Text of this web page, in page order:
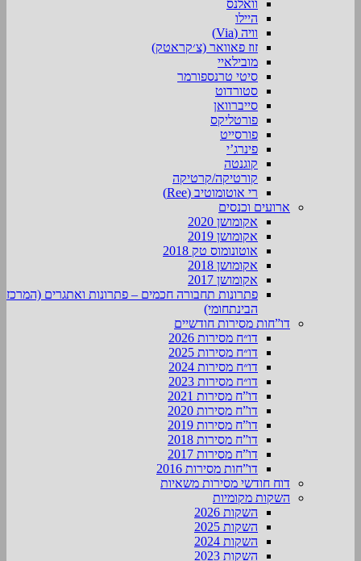
וואלנס
היילו
וויה (Via)
זוז פאוואר (צ׳קראטק)
מובילאיי
סיטי טרנספורמר
סטורדוט
סייברוואן
פורטליקס
פורסייט
פינרג’י
קוגנטה
קורטיקה/קרטיקה
רי אוטומוטיב (Ree)
ארועים וכנסים
אקומושן 2020
אקומושן 2019
אוטונומוס טק 2018
אקומושן 2018
אקומושן 2017
פתרונות תחבורה חכמים – פתרונות ואתגרים (המרכז
הבינתחומי)
דו”חות מסירות חודשיים
דו״ח מסירות 2026
דו״ח מסירות 2025
דו״ח מסירות 2024
דו״ח מסירות 2023
דו”ח מסירות 2021
דו”ח מסירות 2020
דו”ח מסירות 2019
דו”ח מסירות 2018
דו”ח מסירות 2017
דו”חות מסירות 2016
דוח חודשי מסירות משאיות
השקות מקומיות
השקות 2026
השקות 2025
השקות 2024
השקות 2023